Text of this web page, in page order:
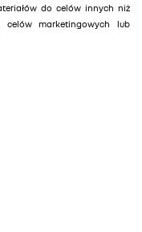
do celów innych niż
marketingowych lub